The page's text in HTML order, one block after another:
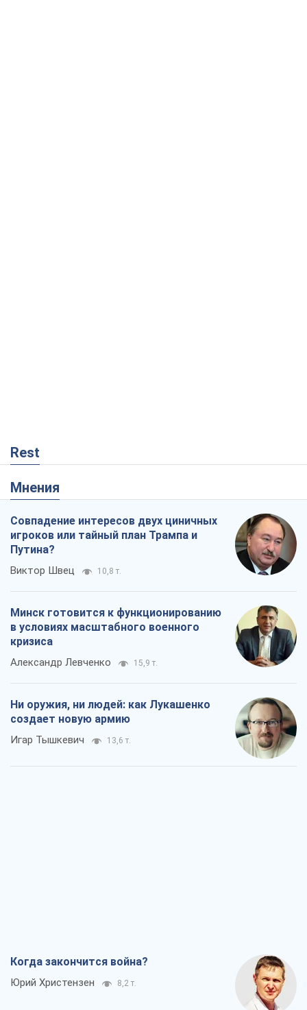
Rest
Мнения
Совпадение интересов двух циничных
игроков или тайный план Трампа и
Путина?
Виктор Швец 10,8 т.
Минск готовится к функционированию
в условиях масштабного военного
кризиса
Александр Левченко 15,9 т.
Ни оружия, ни людей: как Лукашенко
создает новую армию
Игар Тышкевич 13,6 т.
Когда закончится война?
Юрий Христензен 8,2 т.